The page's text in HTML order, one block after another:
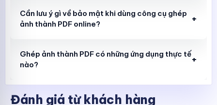
Cần lưu ý gì về bảo mật khi dùng công cụ ghép
ảnh thành PDF online?
+
Ghép ảnh thành PDF có những ứng dụng thực tế
nào?
+
Đánh giá từ khách hàng